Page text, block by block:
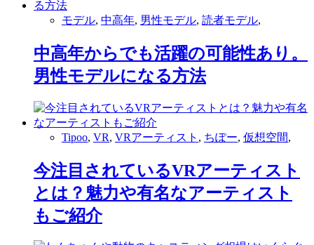
モデル, 中高年, 男性モデル, 読者モデル,
中高年からでも活躍の可能性あり。
男性モデルになる方法
Tipoo, VR, VRアーティスト , ちぽー, 仮想空間,
今注目されているVRアーティスト
とは？魅力や有名なアーティスト
もご紹介